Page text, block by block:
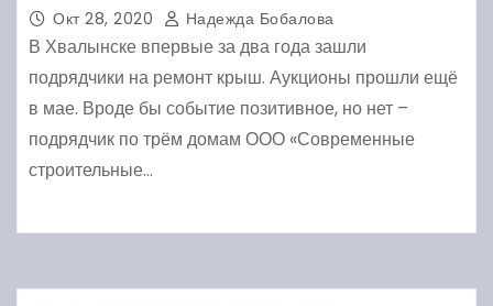
Окт 28, 2020 Надежда Бобалова
В Хвалынске впервые за два года зашли
подрядчики на ремонт крыш. Аукционы прошли ещё
в мае. Вроде бы событие позитивное, но нет –
подрядчик по трём домам ООО «Современные
строительные…